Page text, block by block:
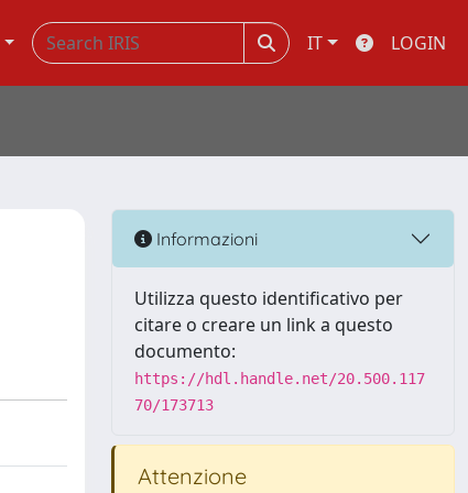
IT LOGIN
Informazioni
Utilizza questo identificativo per
citare o creare un link a questo
documento:
https://hdl.handle.net/20.500.117
70/173713
Attenzione